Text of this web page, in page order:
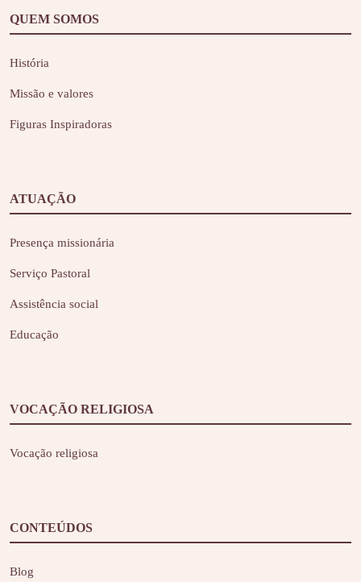
QUEM SOMOS
História
Missão e valores
Figuras Inspiradoras
ATUAÇÃO
Presença missionária
Serviço Pastoral
Assistência social
Educação
VOCAÇÃO RELIGIOSA
Vocação religiosa
CONTEÚDOS
Blog